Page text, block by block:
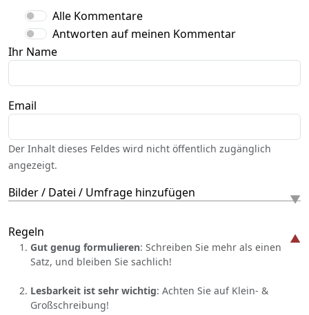
Alle Kommentare
Antworten auf meinen Kommentar
Ihr Name
Email
Der Inhalt dieses Feldes wird nicht öffentlich zugänglich
angezeigt.
Bilder / Datei / Umfrage hinzufügen
Regeln
Gut genug formulieren: Schreiben Sie mehr als einen
Satz, und bleiben Sie sachlich!
Lesbarkeit ist sehr wichtig: Achten Sie auf Klein- &
Großschreibung!